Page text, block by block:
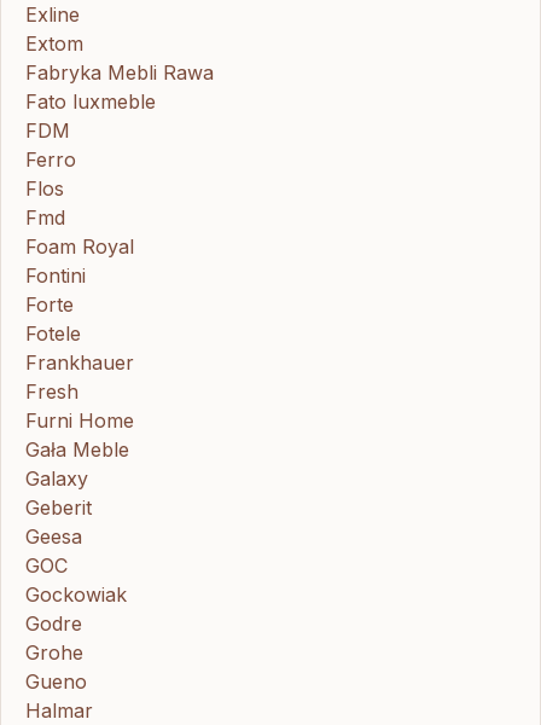
Exline
Extom
Fabryka Mebli Rawa
Fato luxmeble
FDM
Ferro
Flos
Fmd
Foam Royal
Fontini
Forte
Fotele
Frankhauer
Fresh
Furni Home
Gała Meble
Galaxy
Geberit
Geesa
GOC
Gockowiak
Godre
Grohe
Gueno
Halmar